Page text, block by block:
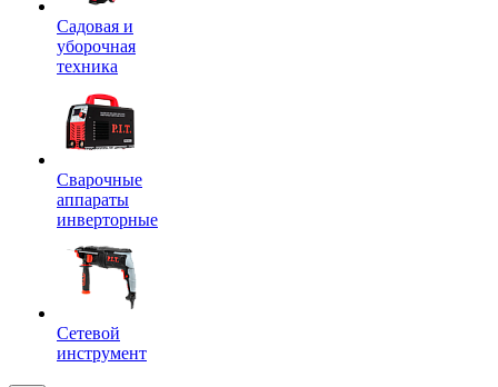
Садовая и
уборочная
техника
Сварочные
аппараты
инверторные
Сетевой
инструмент